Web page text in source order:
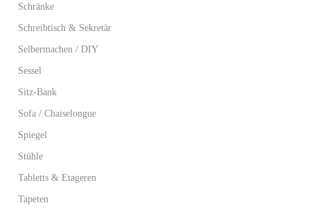
Schränke
Schreibtisch & Sekretär
Selbermachen / DIY
Sessel
Sitz-Bank
Sofa / Chaiselongue
Spiegel
Stühle
Tabletts & Etageren
Tapeten